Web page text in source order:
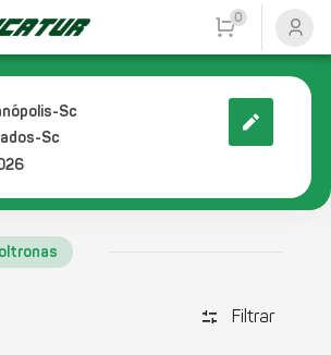
0
Sc
Sc
discover_tune Filtrar